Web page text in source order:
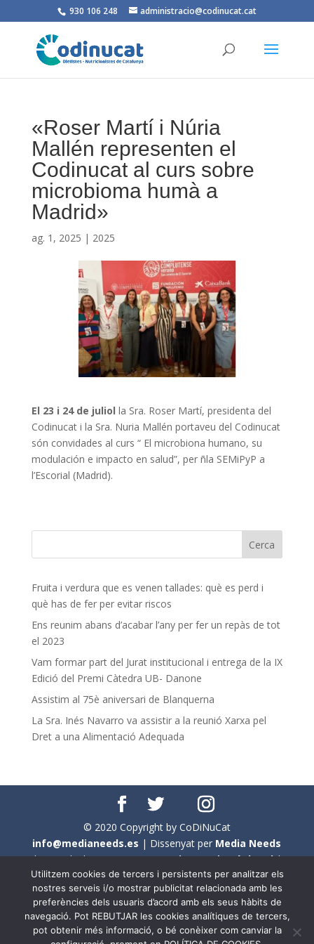
930 106 248 administracio@codinucat.cat
«Roser Martí i Núria
Mallén representen el
Codinucat al curs sobre
microbioma humà a
Madrid»
ag. 1, 2025 | 2025
El 23 i 24 de juliol la Sra. Roser Martí, presidenta del
Codinucat i la Sra. Nuria Mallén portaveu del Codinucat
són convidades al curs “ El microbiona humano, su
modulación e impacto en salud”, per ñla SEMiPyP a
l’Escorial (Madrid).
Fruita i verdura que es venen tallades: què es perd i
què has de fer per evitar riscos
Ens reunim abans d’acabar l’any per fer un repàs de tot
el 2023
Vam formar part del Jurat institucional i entrega de la IX
Edició del Premi Càtedra UB- Danone
Assistim al 75è aniversari de Blanquerna
La Sra. Inés Navarro va assistir a la reunió Xarxa pel
Dret a una Alimentació Adequada
© 2020 Copyright by CoDiNuCat
info@medianeeds.es | Dissenyat per Media Needs
| Tots els drets reservats aCoDiNuCat |Avís legal|
Avís per cookies
En aquest web s'ha tingut en compte l'ús no sexista del
llenguatge. No obstant això, i a causa de la seva
extensió, no s'ha pogut fer de manera exhaustiva. Per
Utilitzem cookies de tercers i persistents per analitzar els
nostres serveis i/o mostrar publicitat relacionada amb les
preferències dels usuaris d’acord amb els seus hàbits de
navegació. Pot REBUTJAR les cookies analítiques de tercers,
pot obtenir més informació, o bé conèixer com canviar la